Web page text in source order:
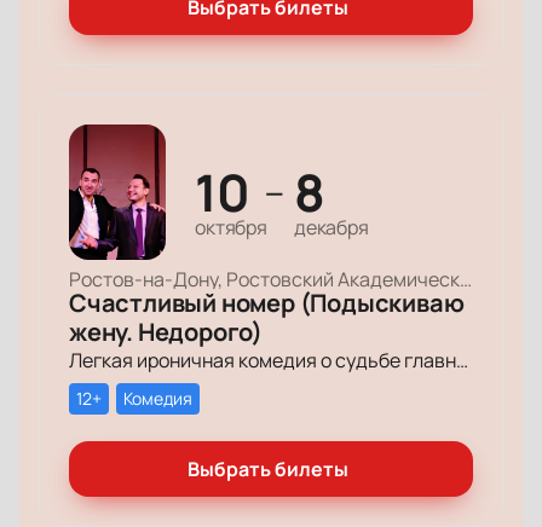
Выбрать билеты
10
октября
— 8
декабря
Ростов-на-Дону, Ростовский Академический Театр Драмы, Малая сцена
Счастливый номер (Подыскиваю
жену. Недорого)
Легкая ироничная комедия о судьбе главного героя-миллионера, который мечтает обрести успех и в личной жизни.
12+ Комедия
Выбрать билеты